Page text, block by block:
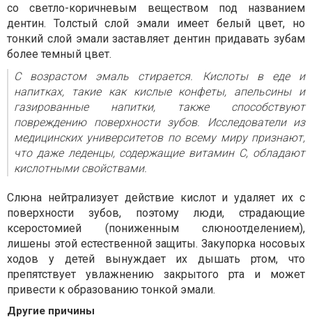
со светло-коричневым веществом под названием
дентин. Толстый слой эмали имеет белый цвет, но
тонкий слой эмали заставляет дентин придавать зубам
более темный цвет.
С возрастом эмаль стирается. Кислоты в еде и
напитках, такие как кислые конфеты, апельсины и
газированные напитки, также способствуют
повреждению поверхности зубов. Исследователи из
медицинских университетов по всему миру признают,
что даже леденцы, содержащие витамин С, обладают
кислотными свойствами.
Слюна нейтрализует действие кислот и удаляет их с
поверхности зубов, поэтому люди, страдающие
ксеростомией (пониженным слюноотделением),
лишены этой естественной защиты. Закупорка носовых
ходов у детей вынуждает их дышать ртом, что
препятствует увлажнению закрытого рта и может
привести к образованию тонкой эмали.
Другие причины